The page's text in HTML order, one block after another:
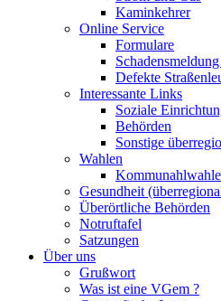
Kaminkehrer
Online Service
Formulare
Defekte
Interessante Links
Soziale
Behörden
Sonstige
Wahlen
Gesundheit
Überörtliche Behörden
Notruftafel
Satzungen
Über uns
Grußwort
Was ist eine VGem ?